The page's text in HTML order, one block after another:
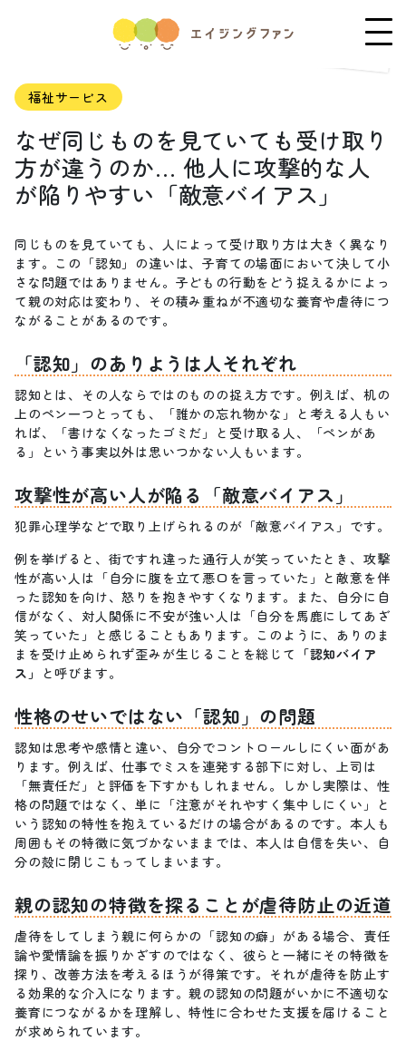
福祉サービス
なぜ同じものを見ていても受け取り
方が違うのか… 他人に攻撃的な人
が陥りやすい「敵意バイアス」
同じものを見ていても、人によって受け取り方は大きく異なり
ます。この「認知」の違いは、子育ての場面において決して小
さな問題ではありません。子どもの行動をどう捉えるかによっ
て親の対応は変わり、その積み重ねが不適切な養育や虐待につ
ながることがあるのです。
「認知」のありようは人それぞれ
認知とは、その人ならではのものの捉え方です。例えば、机の
上のペン一つとっても、「誰かの忘れ物かな」と考える人もい
れば、「書けなくなったゴミだ」と受け取る人、「ペンがあ
る」という事実以外は思いつかない人もいます。
攻撃性が高い人が陥る「敵意バイアス」
犯罪心理学などで取り上げられるのが「敵意バイアス」です。
例を挙げると、街ですれ違った通行人が笑っていたとき、攻撃
性が高い人は「自分に腹を立て悪口を言っていた」と敵意を伴
った認知を向け、怒りを抱きやすくなります。また、自分に自
信がなく、対人関係に不安が強い人は「自分を馬鹿にしてあざ
笑っていた」と感じることもあります。このように、ありのま
まを受け止められず歪みが生じることを総じて 「認知バイア
ス」
と呼びます。
性格のせいではない「認知」の問題
認知は思考や感情と違い、自分でコントロールしにくい面があ
ります。例えば、仕事でミスを連発する部下に対し、上司は
「無責任だ」と評価を下すかもしれません。しかし実際は、性
格の問題ではなく、単に「注意がそれやすく集中しにくい」と
いう認知の特性を抱えているだけの場合があるのです。本人も
周囲もその特徴に気づかないままでは、本人は自信を失い、自
分の殻に閉じこもってしまいます。
親の認知の特徴を探ることが虐待防止の近道
虐待をしてしまう親に何らかの「認知の癖」がある場合、責任
論や愛情論を振りかざすのではなく、彼らと一緒にその特徴を
探り、改善方法を考えるほうが得策です。それが虐待を防止す
る効果的な介入になります。親の認知の問題がいかに不適切な
養育につながるかを理解し、特性に合わせた支援を届けること
が求められています。